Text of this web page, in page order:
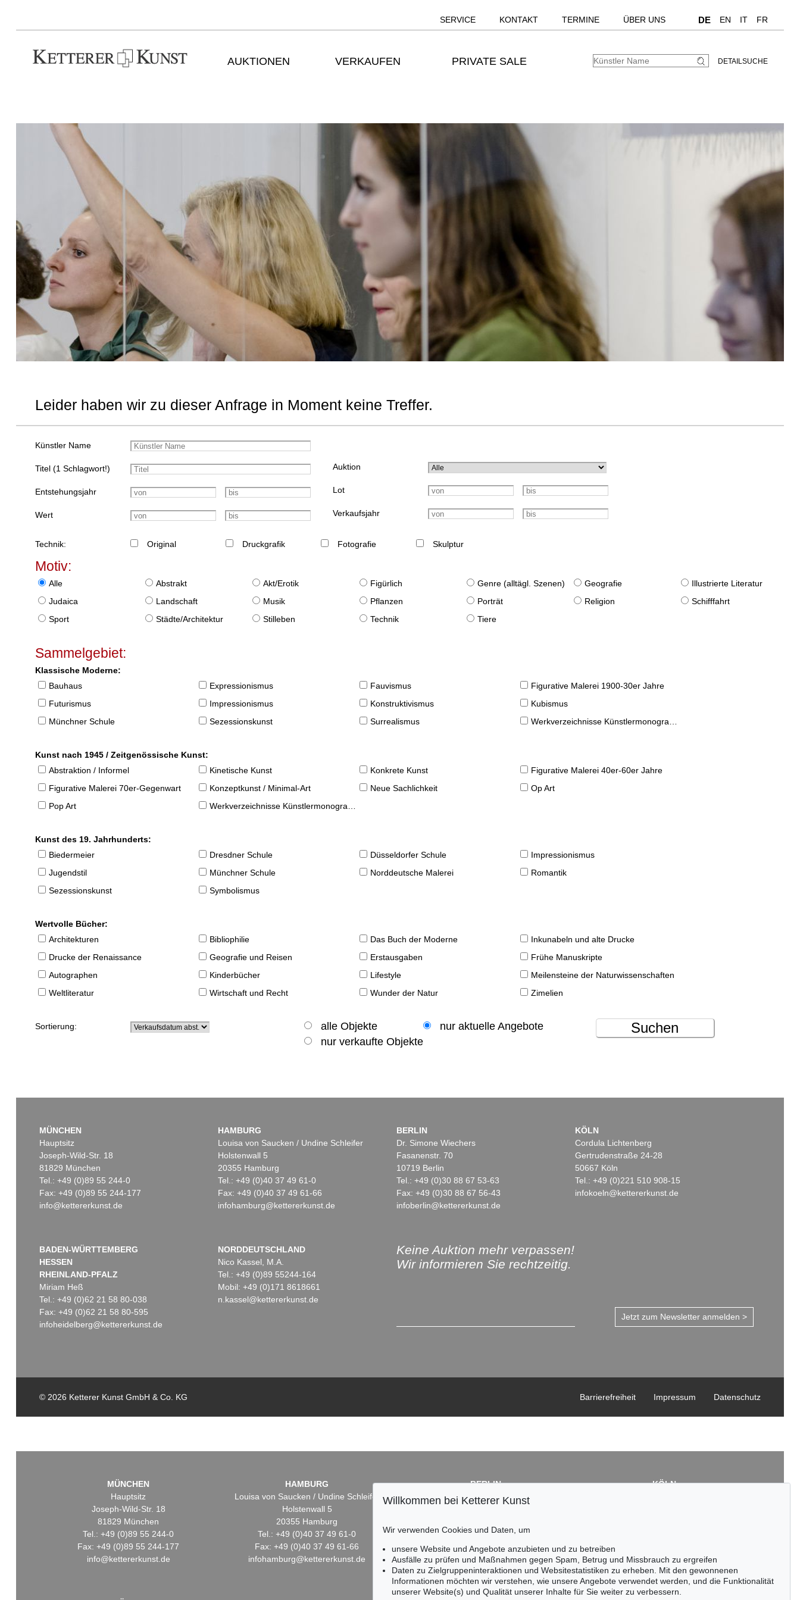
SERVICE KONTAKT TERMINE ÜBER UNS DE EN IT FR
AUKTIONEN VERKAUFEN PRIVATE SALE DETAILSUCHE
Leider haben wir zu dieser Anfrage in Moment keine Treffer.
Künstler Name
Titel (1 Schlagwort!)
Entstehungsjahr
Wert
Auktion
Lot
Verkaufsjahr
Technik: Original Druckgrafik Fotografie Skulptur
Motiv:
Alle Abstrakt Akt/Erotik Figürlich Genre (alltägl. Szenen) Geografie
Illustrierte Literatur
Judaica
Landschaft Musik Pflanzen Porträt Religion
Schifffahrt
Sport
Städte/Architektur Stilleben Technik Tiere
Sammelgebiet:
Klassische Moderne:
Bauhaus
Expressionismus Fauvismus
Figurative Malerei 1900-30er Jahre
Futurismus
Impressionismus Konstruktivismus
Kubismus
Münchner Schule
Sezessionskunst Surrealismus Werkverzeichnisse Künstlermonographien
Kunst nach 1945 / Zeitgenössische Kunst:
Abstraktion / Informel
Kinetische Kunst Konkrete Kunst
Figurative Malerei 40er-60er Jahre
Figurative Malerei 70er-Gegenwart
Konzeptkunst / Minimal-Art Neue Sachlichkeit
Op Art
Pop Art
Werkverzeichnisse Künstlermonographien
Kunst des 19. Jahrhunderts:
Biedermeier
Dresdner Schule Düsseldorfer Schule
Impressionismus
Jugendstil
Münchner Schule Norddeutsche Malerei
Romantik
Sezessionskunst
Symbolismus
Wertvolle Bücher:
Architekturen
Bibliophilie Das Buch der Moderne
Inkunabeln und alte Drucke
Drucke der Renaissance
Geografie und Reisen Erstausgaben
Frühe Manuskripte
Autographen
Kinderbücher Lifestyle
Meilensteine der Naturwissenschaften
Weltliteratur
Wirtschaft und Recht Wunder der Natur Zimelien
Sortierung: alle Objekte
nur aktuelle Angebote
nur verkaufte Objekte
Suchen
MÜNCHEN
Hauptsitz
Joseph-Wild-Str. 18
81829 München
Tel.: +49 (0)89 55 244-0
Fax: +49 (0)89 55 244-177
info@kettererkunst.de
HAMBURG
Louisa von Saucken / Undine Schleifer
Holstenwall 5
20355 Hamburg
Tel.: +49 (0)40 37 49 61-0
Fax: +49 (0)40 37 49 61-66
infohamburg@kettererkunst.de
BERLIN
Dr. Simone Wiechers
Fasanenstr. 70
10719 Berlin
Tel.: +49 (0)30 88 67 53-63
Fax: +49 (0)30 88 67 56-43
infoberlin@kettererkunst.de
KÖLN
Cordula Lichtenberg
Gertrudenstraße 24-28
50667 Köln
Tel.: +49 (0)221 510 908-15
infokoeln@kettererkunst.de
BADEN-WÜRTTEMBERG
HESSEN
RHEINLAND-PFALZ
Miriam Heß
Tel.: +49 (0)62 21 58 80-038
Fax: +49 (0)62 21 58 80-595
infoheidelberg@kettererkunst.de
NORDDEUTSCHLAND
Nico Kassel, M.A.
Tel.: +49 (0)89 55244-164
Mobil: +49 (0)171 8618661
n.kassel@kettererkunst.de
Keine Auktion mehr verpassen!
Wir informieren Sie rechtzeitig.
Jetzt zum Newsletter anmelden >
© 2026 Ketterer Kunst GmbH & Co. KG Datenschutz
Impressum
Barrierefreiheit
MÜNCHEN
Hauptsitz
Joseph-Wild-Str. 18
81829 München
Tel.: +49 (0)89 55 244-0
Fax: +49 (0)89 55 244-177
info@kettererkunst.de
HAMBURG
Louisa von Saucken / Undine Schleifer
Holstenwall 5
20355 Hamburg
Tel.: +49 (0)40 37 49 61-0
Fax: +49 (0)40 37 49 61-66
infohamburg@kettererkunst.de
BERLIN
Dr. Simone Wiechers
Tel.: +49 (0)30 88 67 53-63
Fax: +49 (0)30 88 67 56-43
infoberlin@kettererkunst.de
KÖLN
infokoeln@kettererkunst.de
Willkommen bei Ketterer Kunst
Wir verwenden Cookies und Daten, um
unsere Website und Angebote anzubieten und zu betreiben
Ausfälle zu prüfen und Maßnahmen gegen Spam, Betrug und Missbrauch zu ergreifen
Daten zu Zielgruppeninteraktionen und Websitestatistiken zu erheben. Mit den gewonnenen
Informationen möchten wir verstehen, wie unsere Angebote verwendet werden, und die Funktionalität
unserer Website(s) und Qualität unserer Inhalte für Sie weiter zu verbessern.